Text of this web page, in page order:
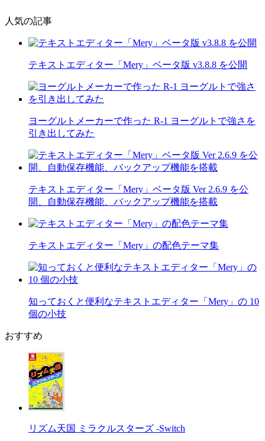
人気の記事
テキストエディター「Mery」ベータ版 v3.8.8 を公開
ヨーグルトメーカーで作った R-1 ヨーグルトで強さを
引き出してみた
テキストエディター「Mery」ベータ版 Ver 2.6.9 を公
開、自動保存機能、バックアップ機能を搭載
テキストエディター「Mery」の配色テーマ集
知っておくと便利なテキストエディター「Mery」の 10
個の小技
おすすめ
リズム天国 ミラクルスターズ -Switch